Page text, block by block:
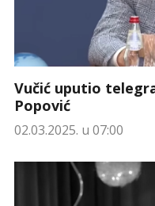
Vučić uputio
Popović
02.03.2025. u 07:00